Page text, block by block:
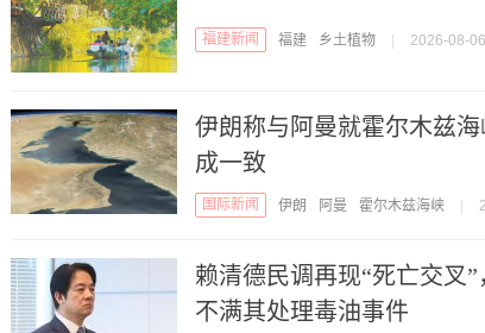
福建新闻 福建 乡土植物 2026-08-
伊朗称与阿曼就霍尔木兹
成一致
国际新闻 伊朗 阿曼 霍尔木兹海峡
赖清德民调再现“死亡交叉
不满其处理毒油事件